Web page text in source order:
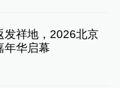
发祥地，2026北京
年华启幕